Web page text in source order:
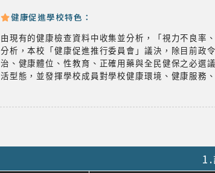
健康促進學校特色：
由現有的健康檢查資料中收集並分析，「視力不良率
分析，本校「健康促進推行委員會」議決，除目前政
治、健康體位、性教育、正確用藥與全民健保之必選
活型態，並發揮學校成員對學校健康環境、健康服務